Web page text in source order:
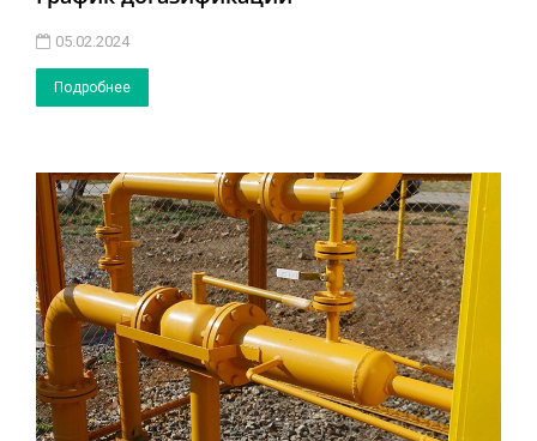
05.02.2024
Подробнее